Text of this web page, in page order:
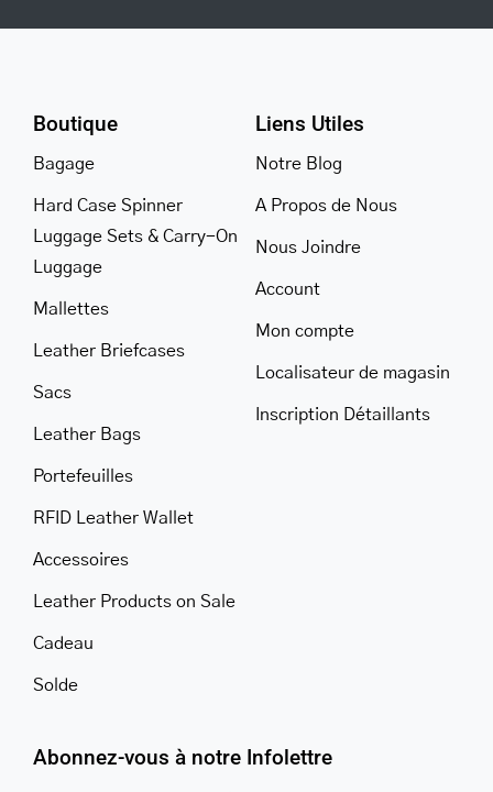
Boutique
Bagage
Hard Case Spinner
Luggage Sets & Carry-On
Luggage
Mallettes
Leather Briefcases
Sacs
Leather Bags
Portefeuilles
RFID Leather Wallet
Accessoires
Leather Products on Sale
Cadeau
Solde
Liens Utiles
Notre Blog
A Propos de Nous
Nous Joindre
Account
Mon compte
Localisateur de magasin
Inscription Détaillants
Abonnez-vous à notre Infolettre